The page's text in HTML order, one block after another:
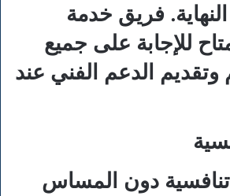
فريق خدمة
متاح للإجابة على جميع
وتقديم الدعم الفني عند
دون المساس